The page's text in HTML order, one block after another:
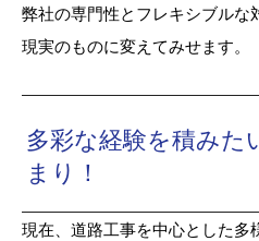
弊社の専門性とフレキシブルな
現実のものに変えてみせます。
多彩な経験を積みた
まり！
現在、道路工事を中心とした多